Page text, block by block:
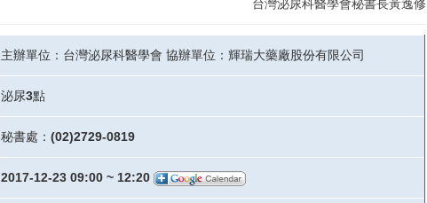
台灣泌尿科醫學會秘書長黃逸修
主辦單位：台灣泌尿科醫學會 協辦單位：輝瑞大藥廠股份有限公司
泌尿3點
秘書處：(02)2729-0819
2017-12-23 09:00 ~ 12:20